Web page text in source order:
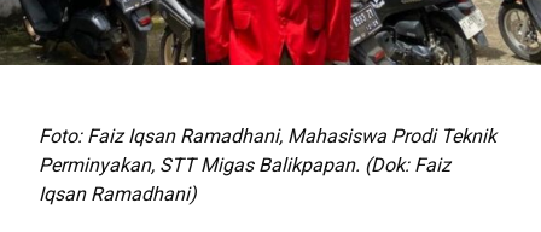
Foto: Faiz Iqsan Ramadhani, Mahasiswa Prodi Teknik
Perminyakan, STT Migas Balikpapan. (Dok: Faiz
Iqsan Ramadhani)